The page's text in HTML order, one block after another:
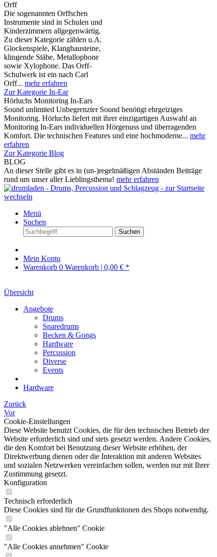
Orff
Die sogenannten Orffschen
Instrumente sind in Schulen und
Kinderzimmern allgegenwärtig.
Zu dieser Kategorie zählen u.A.
Glockenspiele, Klangbausteine,
klingende Stäbe, Metallophone
sowie Xylophone. Das Orff-
Schulwerk ist ein nach Carl
Orff... mehr erfahren
Zur Kategorie In-Ear
Hörluchs Monitoring In-Ears
Sound unlimited Unbegrenzter Sound benötigt ehrgeiziges
Monitoring. Hörluchs liefert mit ihrer einzigartigen Auswahl an
Monitoring In-Ears individuellen Hörgenuss und überragenden
Komfort. Die technischen Features und eine hochmoderne... mehr
erfahren
Zur Kategorie Blog
BLOG
An dieser Stelle gibt es in (un-)regelmäßigen Abständen Beiträge
rund um unser aller Lieblingsthema! mehr erfahren
Menü
Suchen
Suchen
Mein Konto
Warenkorb 0 Warenkorb | 0,00 € *
Übersicht
Angebote
Drums
Snaredrums
Becken & Gongs
Hardware
Percussion
Diverse
Events
Hardware
Zurück
Vor
Cookie-Einstellungen
Diese Website benutzt Cookies, die für den technischen Betrieb der
Website erforderlich sind und stets gesetzt werden. Andere Cookies,
die den Komfort bei Benutzung dieser Website erhöhen, der
Direktwerbung dienen oder die Interaktion mit anderen Websites
und sozialen Netzwerken vereinfachen sollen, werden nur mit Ihrer
Zustimmung gesetzt.
Konfiguration
Technisch erforderlich
Diese Cookies sind für die Grundfunktionen des Shops notwendig.
"Alle Cookies ablehnen" Cookie
"Alle Cookies annehmen" Cookie